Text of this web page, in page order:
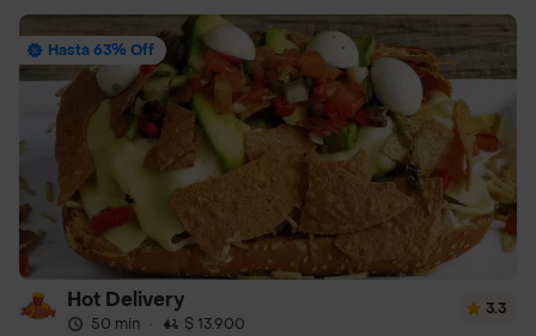
Hasta 63% Off
Hot Delivery
50 min · $ 13.900
3.3